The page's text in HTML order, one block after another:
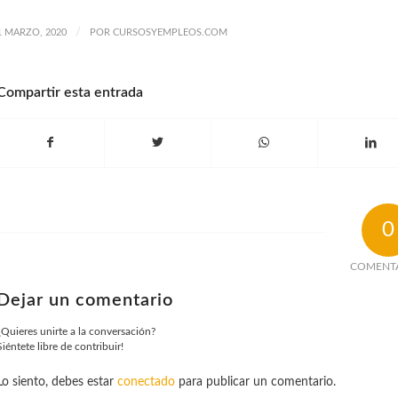
MARZO, 2020 / POR CURSOSYEMPLEOS.COM
esta entrada
0
Dejar un comentario
unirte a la conversación?
libre de contribuir!
Lo siento, debes estar conectadopara publicar un comentario.